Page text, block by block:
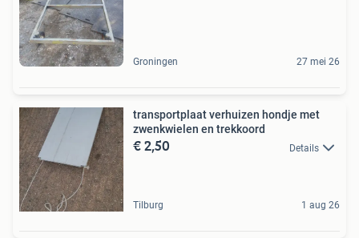
Groningen 27 mei 26
transportplaat verhuizen hondje met
zwenkwielen en trekkoord
€ 2,50 Details
Tilburg 1 aug 26